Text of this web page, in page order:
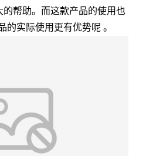
帮助。而这款产品的使用也
的实际使用更有优势呢 。